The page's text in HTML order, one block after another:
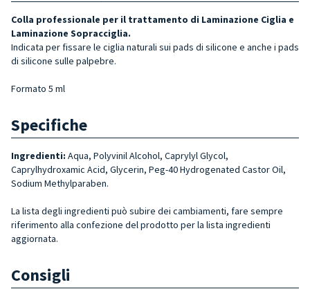
Colla professionale per il trattamento di Laminazione Ciglia e
Laminazione Sopracciglia.
Indicata per fissare le ciglia naturali sui pads di silicone e anche i pads
di silicone sulle palpebre.
Formato 5 ml
Specifiche
Ingredienti: Aqua, Polyvinil Alcohol, Caprylyl Glycol,
Caprylhydroxamic Acid, Glycerin, Peg-40 Hydrogenated Castor Oil,
Sodium Methylparaben.
La lista degli ingredienti può subire dei cambiamenti, fare sempre
riferimento alla confezione del prodotto per la lista ingredienti
aggiornata.
Consigli